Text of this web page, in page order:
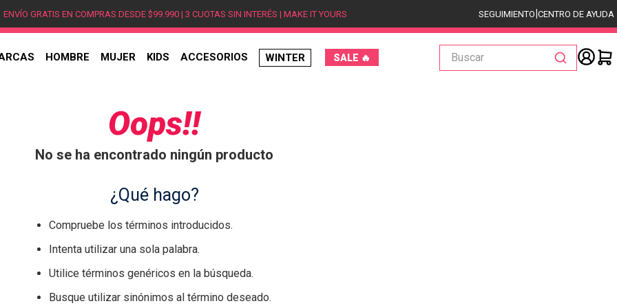
ENVÍO GRATIS EN COMPRAS DESDE $99.990 | 3 CUOTAS SIN INTERÉS | MAKE IT YOURS SEGUIMIENTO|CENTRO DE AYUDA
HOMBRE MUJER KIDS ACCESORIOS WINTER SALE 🔥
Buscar
Oops!!
No se ha encontrado ningún producto
¿Qué hago?
Compruebe los términos introducidos.
Intenta utilizar una sola palabra.
Utilice términos genéricos en la búsqueda.
Busque utilizar sinónimos al término deseado.
2
jordan
3.
mujer
5.
zapatillas
6.
zapatillas jordan
7.
xt-6
8.
new balance
9. zapatillas hombre